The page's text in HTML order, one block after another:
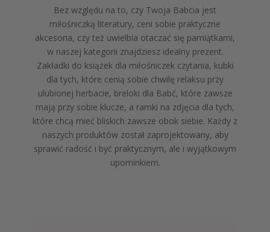
Bez względu na to, czy Twoja Babcia jest
miłośniczką literatury, ceni sobie praktyczne
akcesoria, czy też uwielbia otaczać się pamiątkami,
w naszej kategorii znajdziesz idealny prezent.
Zakładki do książek dla miłośniczek czytania, kubki
dla tych, które cenią sobie chwilę relaksu przy
ulubionej herbacie, breloki dla Babć, które zawsze
mają przy sobie klucze, a ramki na zdjęcia dla tych,
które chcą mieć bliskich zawsze obok siebie. Każdy z
naszych produktów został zaprojektowany, aby
sprawić radość i być praktycznym, ale i wyjątkowym
upominkiem.